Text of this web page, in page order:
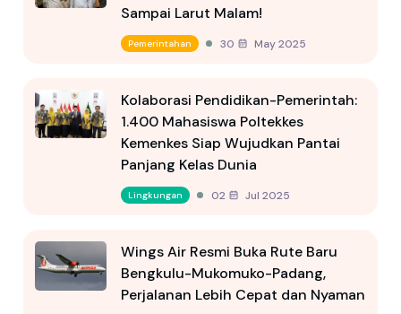
Sampai Larut Malam!
Pemerintahan 30 May 2025
Kolaborasi Pendidikan-Pemerintah:
1.400 Mahasiswa Poltekkes
Kemenkes Siap Wujudkan Pantai
Panjang Kelas Dunia
Lingkungan 02 Jul 2025
Wings Air Resmi Buka Rute Baru
Bengkulu-Mukomuko-Padang,
Perjalanan Lebih Cepat dan Nyaman